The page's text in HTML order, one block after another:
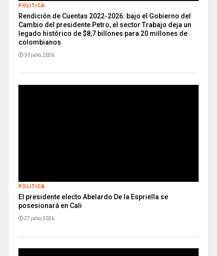
POLITICA
Rendición de Cuentas 2022-2026: bajo el Gobierno del
Cambio del presidente Petro, el sector Trabajo deja un
legado histórico de $8,7 billones para 20 millones de
colombianos
30 julio, 2026
POLITICA
El presidente electo Abelardo De la Espriella se
posesionará en Cali
27 julio, 2026